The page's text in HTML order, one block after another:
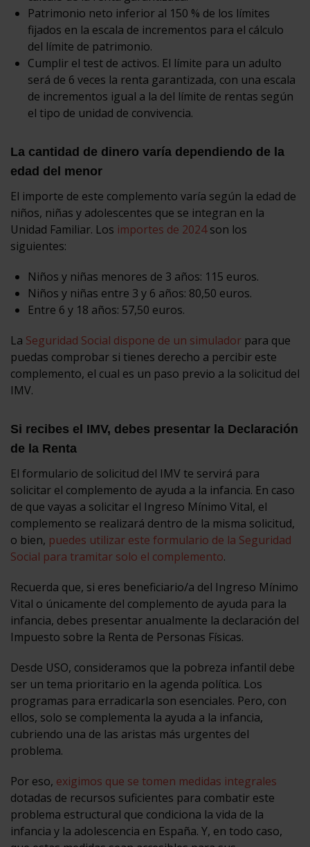
Patrimonio neto inferior al 150 % de los límites
fijados en la escala de incrementos para el cálculo
del límite de patrimonio.
Cumplir el test de activos. El límite para un adulto
será de 6 veces la renta garantizada, con una escala
de incrementos igual a la del límite de rentas según
el tipo de unidad de convivencia.
La cantidad de dinero varía dependiendo de la
edad del menor
El importe de este complemento varía según la edad de
niños, niñas y adolescentes que se integran en la
Unidad Familiar. Los importes de 2024son los
siguientes:
Niños y niñas menores de 3 años: 115 euros.
Niños y niñas entre 3 y 6 años: 80,50 euros.
Entre 6 y 18 años: 57,50 euros.
La Seguridad Social dispone de un simulador para que
puedas comprobar si tienes derecho a percibir este
complemento, el cual es un paso previo a la solicitud del
IMV.
Si recibes el IMV, debes presentar la Declaración
de la Renta
El formulario de solicitud del IMV te servirá para
solicitar el complemento de ayuda a la infancia. En caso
de que vayas a solicitar el Ingreso Mínimo Vital, el
complemento se realizará dentro de la misma solicitud,
o bien, puedes utilizar este formulario de la Seguridad
Social para tramitar solo el complemento.
Recuerda que, si eres beneficiario/a del Ingreso Mínimo
Vital o únicamente del complemento de ayuda para la
infancia, debes presentar anualmente la declaración del
Impuesto sobre la Renta de Personas Físicas.
Desde USO, consideramos que la pobreza infantil debe
ser un tema prioritario en la agenda política. Los
programas para erradicarla son esenciales. Pero, con
ellos, solo se complementa la ayuda a la infancia,
cubriendo una de las aristas más urgentes del
problema.
Por eso, exigimos que se tomen medidas integrales
dotadas de recursos suficientes para combatir este
problema estructural que condiciona la vida de la
infancia y la adolescencia en España. Y, en todo caso,